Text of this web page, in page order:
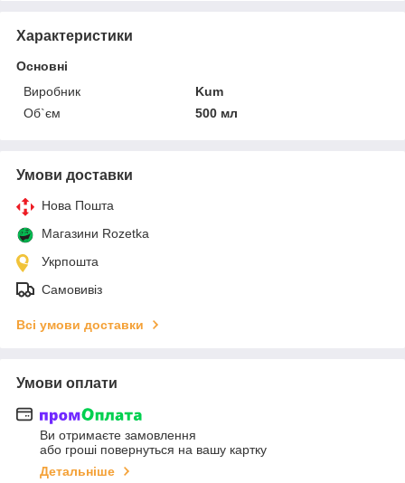
Характеристики
Основні
Виробник
Kum
Об`єм
500 мл
Умови доставки
Нова Пошта
Магазини Rozetka
Укрпошта
Самовивіз
Всі умови доставки
Умови оплати
Ви отримаєте замовлення
або гроші повернуться на вашу картку
Детальніше